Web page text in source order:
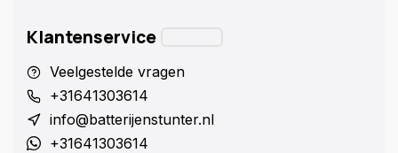
Klantenservice
Veelgestelde vragen
+31641303614
info@batterijenstunter.nl
+31641303614